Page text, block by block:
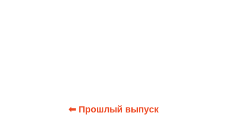
⬅ Прошлый выпуск